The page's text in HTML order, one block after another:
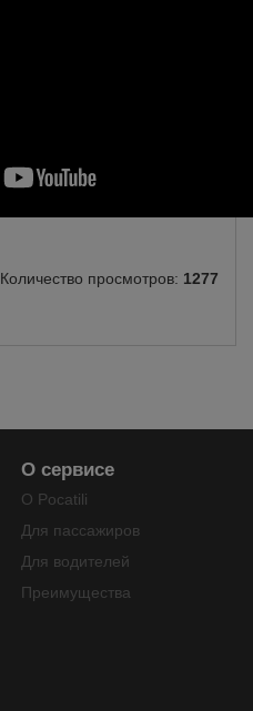
Количество просмотров: 1277
О сервисе
О Pocatili
Для пассажиров
Для водителей
Преимущества